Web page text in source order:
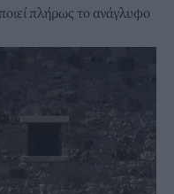
πλήρως το ανάγλυφο